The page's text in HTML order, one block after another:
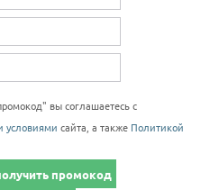
вы соглашаетесь с
сайта, а также Политикой
промокод